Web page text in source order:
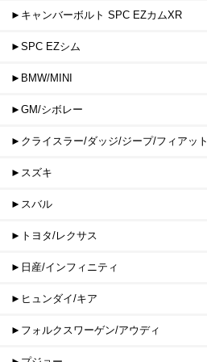
►キャンバーボルト SPC EZカムXR
►SPC EZシム
►BMW/MINI
►GM/シボレー
►クライスラー/ダッジ/ジープ/フィアット
►スズキ
►スバル
►トヨタ/レクサス
►日産/インフィニティ
►ヒュンダイ/キア
►フォルクスワーゲン/アウディ